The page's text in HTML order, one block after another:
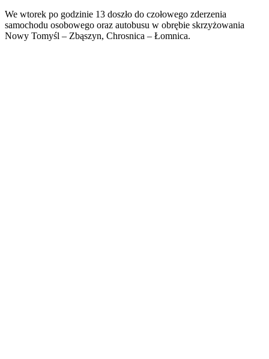
We wtorek po godzinie 13 doszło do czołowego zderzenia
samochodu osobowego oraz autobusu w obrębie skrzyżowania
Nowy Tomyśl – Zbąszyn, Chrosnica – Łomnica.